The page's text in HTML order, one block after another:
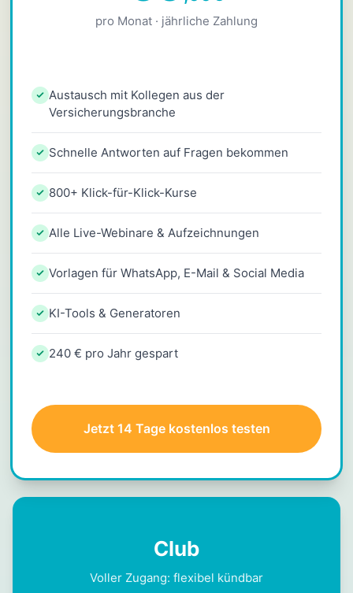
pro Monat · jährliche Zahlung
Austausch mit Kollegen aus der
Versicherungsbranche
Schnelle Antworten auf Fragen bekommen
800+ Klick-für-Klick-Kurse
Alle Live-Webinare & Aufzeichnungen
Vorlagen für WhatsApp, E-Mail & Social Media
KI-Tools & Generatoren
240 € pro Jahr gespart
Jetzt 14 Tage kostenlos testen
Club
Voller Zugang: flexibel kündbar